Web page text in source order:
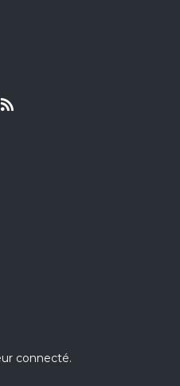
connecté.